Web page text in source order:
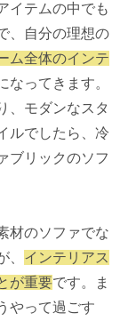
イテムの中でも
、自分の理想の
ム全体のインテ
なってきます。
、モダンなスタ
ルでしたら、冷
ブリックのソフ
材のソファでな
、 インテリアス
が重要です。ま
やって過ごす